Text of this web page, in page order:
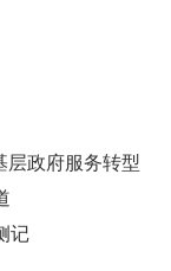
政府服务转型
记